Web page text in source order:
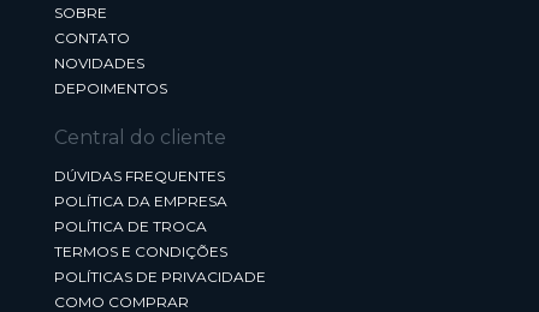
SOBRE
CONTATO
NOVIDADES
DEPOIMENTOS
Central do cliente
DÚVIDAS FREQUENTES
POLÍTICA DA EMPRESA
POLÍTICA DE TROCA
TERMOS E CONDIÇÕES
POLÍTICAS DE PRIVACIDADE
COMO COMPRAR